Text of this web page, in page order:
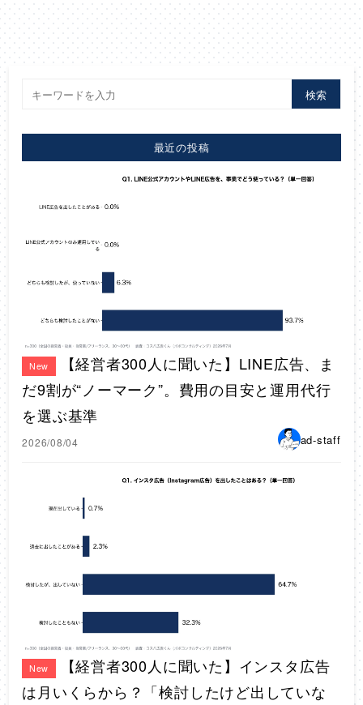
検索
最近の投稿
New
【経営者300人に聞いた】LINE広告、ま
だ9割が“ノーマーク”。費用の目安と運用代行
を選ぶ基準
2026/08/04 ad-staff
New
【経営者300人に聞いた】インスタ広告
は月いくらから？「検討したけど出していな